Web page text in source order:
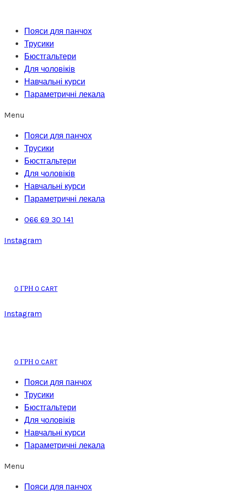
вмістуПояси для панчох
Трусики
Бюстгальтери
Для чоловіків
Навчальні курси
Параметричні лекала
Menu
Пояси для панчох
Трусики
Бюстгальтери
Для чоловіків
Навчальні курси
Параметричні лекала
066 69 30 141
Instagram
0 ГРН 0 CART
Instagram
0 ГРН 0 CART
Пояси для панчох
Трусики
Бюстгальтери
Для чоловіків
Навчальні курси
Параметричні лекала
Menu
Пояси для панчох